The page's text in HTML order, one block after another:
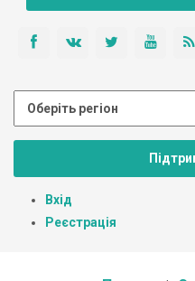
Вхід
Реєстрація